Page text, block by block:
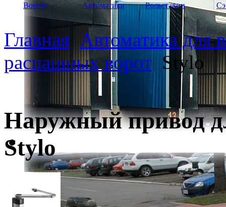
Ворота Автоматика Рольставни
Главная Автоматика для
распашных ворот Stylo
Наружный привод
Stylo